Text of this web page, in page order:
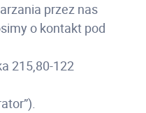
przez nas
o kontakt pod
215,80-122